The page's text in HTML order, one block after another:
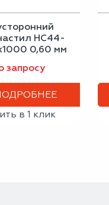
НС44-
0,60 мм
запросу
в 1 клик